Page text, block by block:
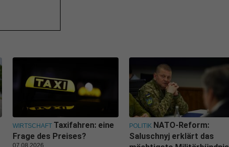
WIRTSCHAFT Taxifahren: eine
Frage des Preises?
07.08.2026
POLITIK NATO-Reform:
Saluschnyj erklärt das